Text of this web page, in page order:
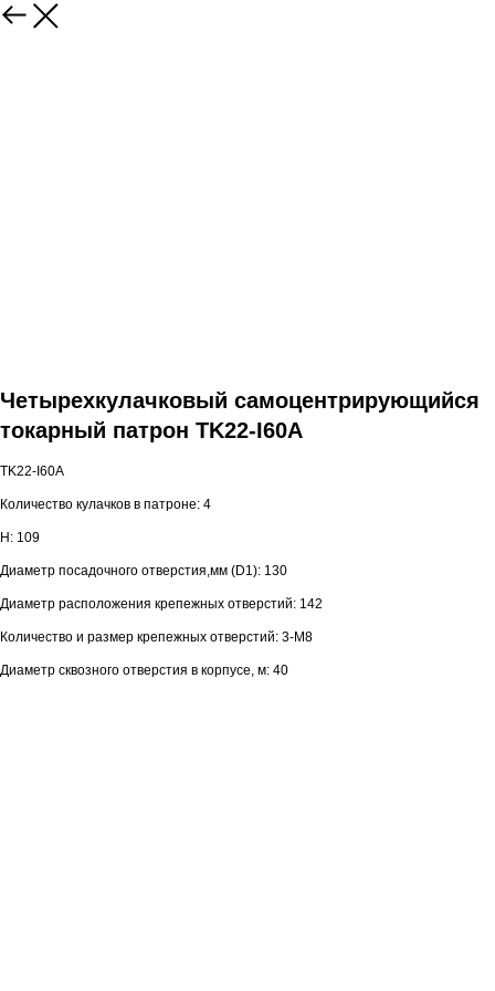
Четырехкулачковый самоцентрирующийся
токарный патрон TK22-I60A
TK22-I60A
Количество кулачков в патроне: 4
H: 109
Диаметр посадочного отверстия,мм (D1): 130
Диаметр расположения крепежных отверстий: 142
Количество и размер крепежных отверстий: 3-M8
Диаметр сквозного отверстия в корпусе, м: 40